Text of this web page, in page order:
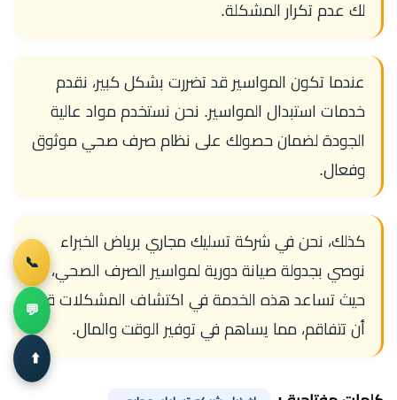
لك عدم تكرار المشكلة.
عندما تكون المواسير قد تضررت بشكل كبير، نقدم
خدمات استبدال المواسير. نحن نستخدم مواد عالية
الجودة لضمان حصولك على نظام صرف صحي موثوق
وفعال.
كذلك، نحن في شركة تسليك مجاري برياض الخبراء
نوصي بجدولة صيانة دورية لمواسير الصرف الصحي،
حيث تساعد هذه الخدمة في اكتشاف المشكلات قبل
أن تتفاقم، مما يساهم في توفير الوقت والمال.
📞
💬
⬆️